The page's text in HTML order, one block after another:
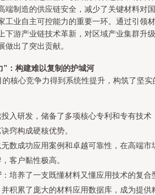
端制造的供应链安全，减少了关键材料对国
工业自主可控能力的重要一环。通过引领材
下游产业链技术革新，对区域产业集群升级
做出了突出贡献。
”：构建难以复制的护城河
的核心竞争力得到系统性提升，构筑了坚实
投入研发，储备了多项核心专利和专有技术
窍构成硬核优势。
无数成功应用案例和卓越可靠性，在高端市
客户黏性极高。
：培养了一支既懂材料又懂应用技术的复合
积累了庞大的材料应用数据库，成为提供